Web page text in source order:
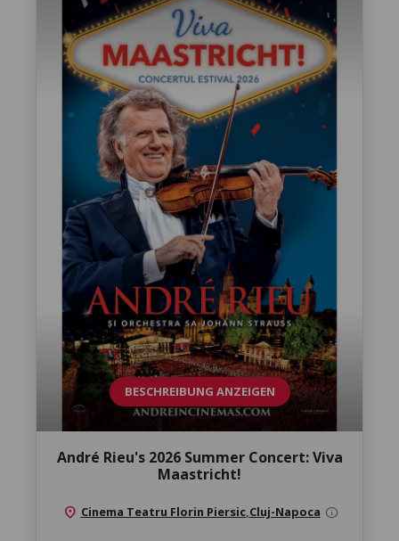
BESCHREIBUNG ANZEIGEN
André Rieu's 2026 Summer Concert: Viva
Maastricht!
location_on Cinema Teatru Florin Piersic, Cluj-Napoca info